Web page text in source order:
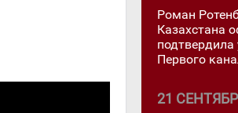
Роман
Казахстана
подтвердила
Первого
21